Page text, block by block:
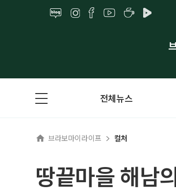
전체뉴스
브라보마이라이프 컬처
땅끝마을 해남